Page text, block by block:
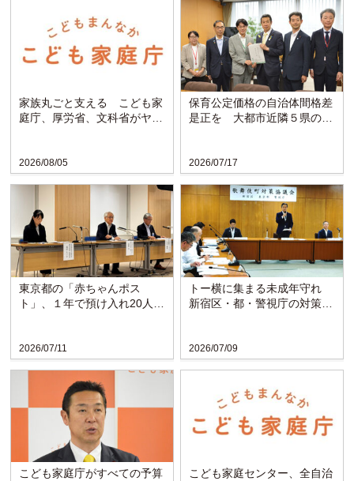
2026/08/05
家族丸ごと支える こども家
庭庁、厚労省、文科省がヤン
2026/07/17
保育公定価格の自治体間格差
是正を 大都市近隣５県の知
2026/07/11
東京都の「赤ちゃんポス
ト」、１年で預け入れ20人
2026/07/09
トー横に集まる未成年守れ
新宿区・都・警視庁の対策協
こども家庭庁がすべての予算
こども家庭センター、全自治